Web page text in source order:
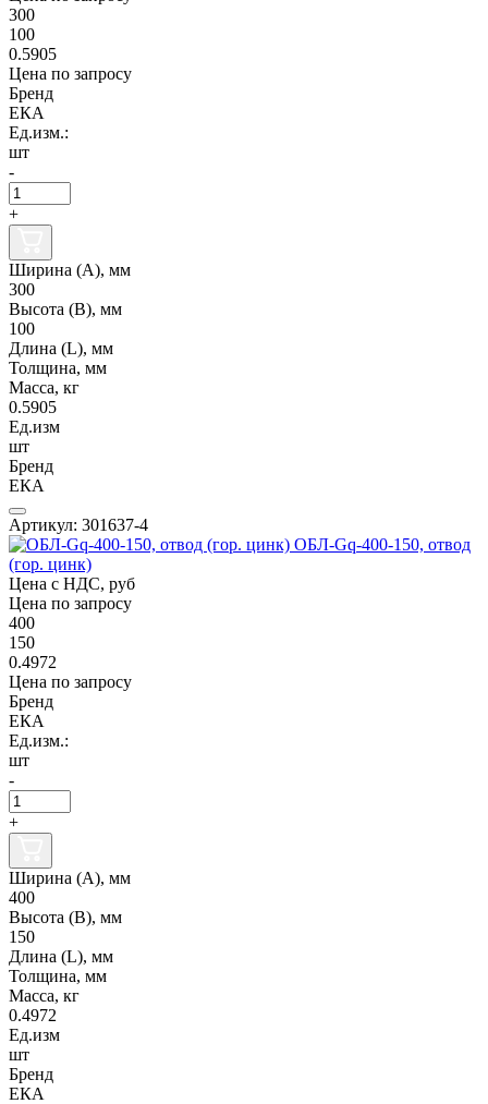
300
100
0.5905
Цена по запросу
Бренд
ЕКА
Ед.изм.:
шт
-
+
Ширина (А), мм
300
Высота (В), мм
100
Длина (L), мм
Толщина, мм
Масса, кг
0.5905
Ед.изм
шт
Бренд
ЕКА
Артикул: 301637-4
ОБЛ-Gq-400-150, отвод
(гор. цинк)
Цена с НДС, руб
Цена по запросу
400
150
0.4972
Цена по запросу
Бренд
ЕКА
Ед.изм.:
шт
-
+
Ширина (А), мм
400
Высота (В), мм
150
Длина (L), мм
Толщина, мм
Масса, кг
0.4972
Ед.изм
шт
Бренд
ЕКА